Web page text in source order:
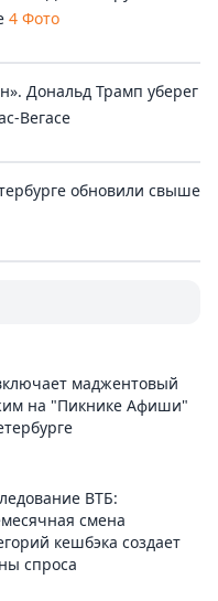
4 Фото
Дональд Трамп уберег
Вегасе
обновили свыше
маджентовый
на "Пикнике Афиши"
ВТБ:
смена
кешбэка создает
спроса